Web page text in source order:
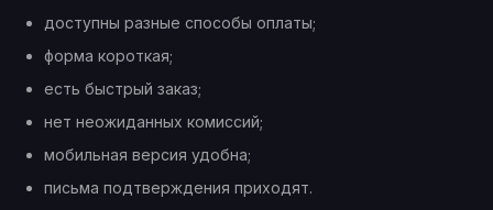
доступны разные способы оплаты;
форма короткая;
есть быстрый заказ;
нет неожиданных комиссий;
мобильная версия удобна;
письма подтверждения приходят.